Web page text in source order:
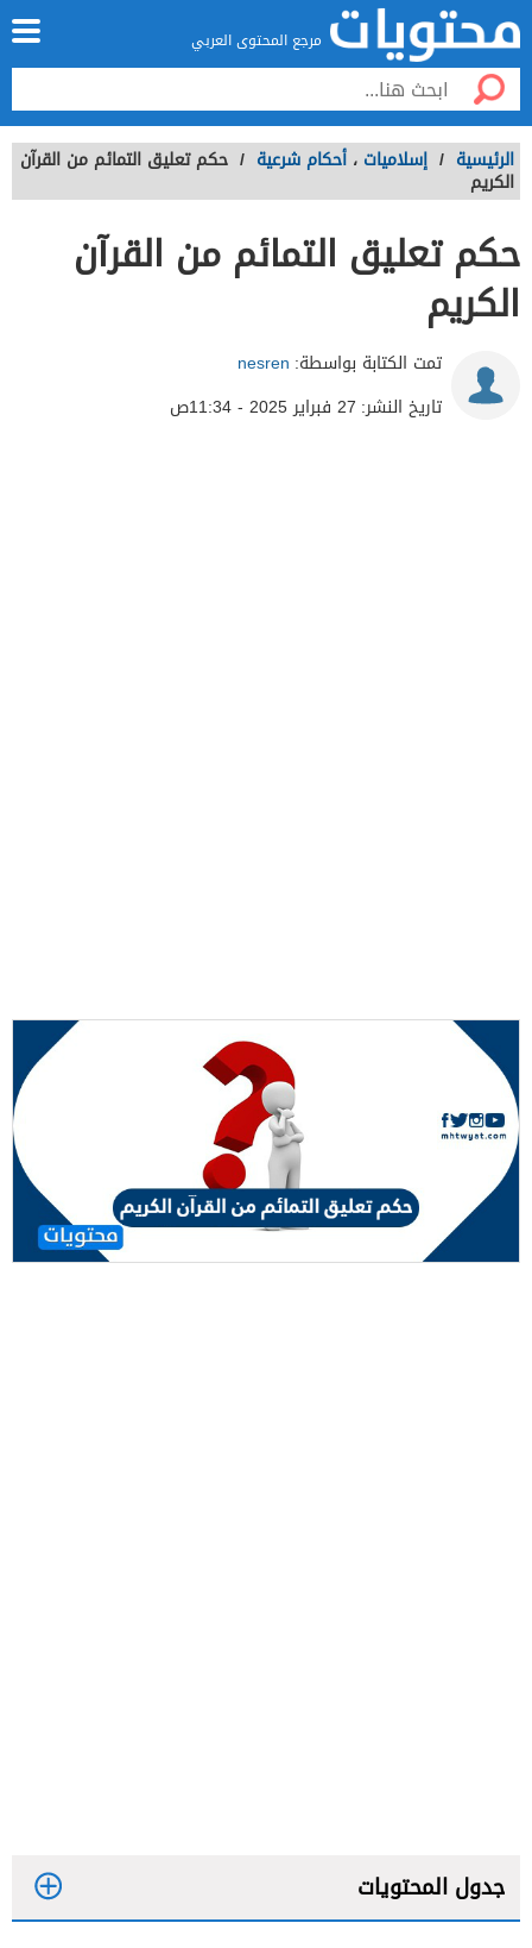
مرجع المحتوى العربي
الرئيسية / إسلاميات ، أحكام شرعية / حكم تعليق التمائم من القرآن
الكريم
حكم تعليق التمائم من القرآن
الكريم
تمت الكتابة بواسطة: nesren
تاريخ النشر: 27 فبراير 2025 - 11:34ص
جدول المحتويات